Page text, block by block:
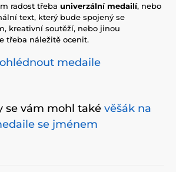
radost třeba univerzální medailí, nebo
text, který bude spojený se
kreativní soutěží, nebo jinou
třeba náležitě ocenit.
medaile
se vám mohl také věšák na
se jménem